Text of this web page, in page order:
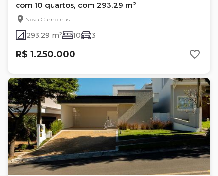
com 10 quartos, com 293.29 m²
Nova Campinas
293.29 m² 10 3
R$ 1.250.000